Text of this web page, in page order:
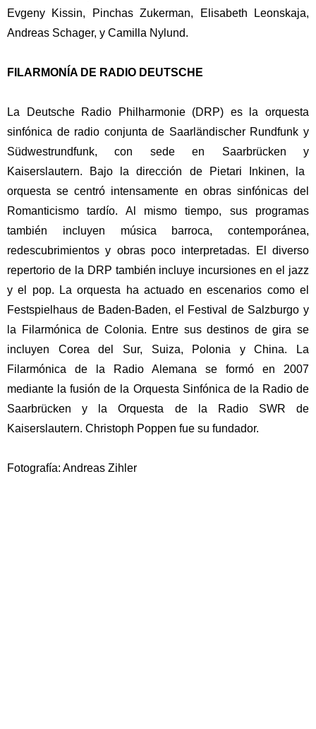
Evgeny Kissin, Pinchas Zukerman, Elisabeth Leonskaja,
Andreas Schager, y Camilla Nylund.
FILARMONÍA DE RADIO DEUTSCHE
La Deutsche Radio Philharmonie (DRP) es la orquesta
sinfónica de radio conjunta de Saarländischer Rundfunk y
Südwestrundfunk, con sede en Saarbrücken y
Kaiserslautern.
Bajo la dirección de Pietari Inkinen, la
orquesta se centró intensamente en obras sinfónicas del
Romanticismo tardío.
Al mismo tiempo, sus programas
también incluyen música barroca, contemporánea,
redescubrimientos y obras poco interpretadas. El diverso
repertorio de la DRP también incluye incursiones en el jazz
y el pop. La orquesta ha actuado en escenarios como el
Festspielhaus de Baden-Baden, el Festival de Salzburgo y
la Filarmónica de Colonia. Entre sus destinos de gira se
incluyen Corea del Sur, Suiza, Polonia y China. La
Filarmónica de la Radio Alemana se formó en 2007
mediante la fusión de la Orquesta Sinfónica de la Radio de
Saarbrücken y la Orquesta de la Radio SWR de
Kaiserslautern. Christoph Poppen fue su fundador.
Fotografía: Andreas Zihler